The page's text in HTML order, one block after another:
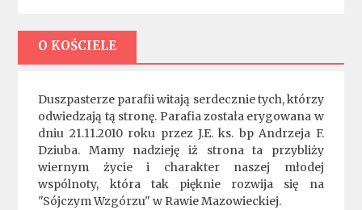
O KOŚCIELE
Duszpasterze parafii witają serdecznie tych, którzy
odwiedzają tą stronę. Parafia została erygowana w
dniu 21.11.2010 roku przez J.E. ks. bp Andrzeja F.
Dziuba. Mamy nadzieję iż strona ta przybliży
wiernym życie i charakter naszej młodej
wspólnoty, która tak pięknie rozwija się na
"Sójczym Wzgórzu" w Rawie Mazowieckiej.